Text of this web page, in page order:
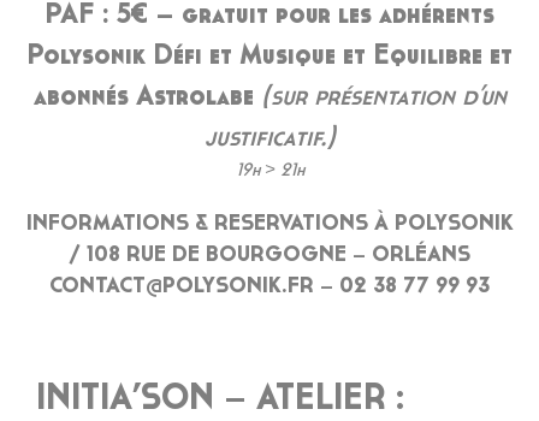
PAF : 5€ – gratuit pour les adhérents
Polysonik Défi et Musique et Equilibre et
abonnés Astrolabe (sur présentation d’un
justificatif.)
19h > 21h
INFORMATIONS & RESERVATIONS À POLYSONIK
/ 108 RUE DE BOURGOGNE – ORLÉANS
CONTACT@POLYSONIK.FR – 02 38 77 99 93
INITIA’SON – ATELIER :